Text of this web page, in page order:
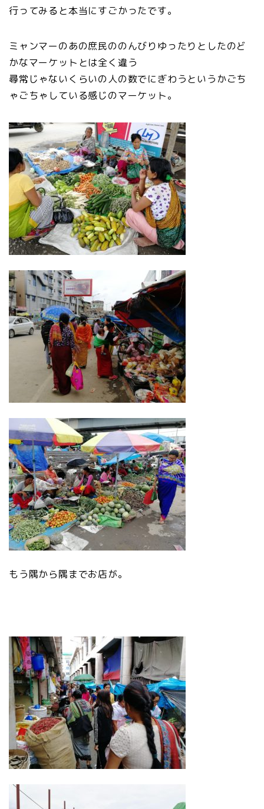
行ってみると本当にすごかったです。
ミャンマーのあの庶民ののんびりゆったりとしたのど
かなマーケットとは全く違う
尋常じゃないくらいの人の数でにぎわうというかごち
ゃごちゃしている感じのマーケット。
もう隅から隅までお店が。